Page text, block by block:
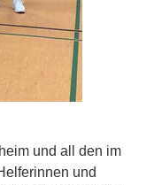
und all den im
und